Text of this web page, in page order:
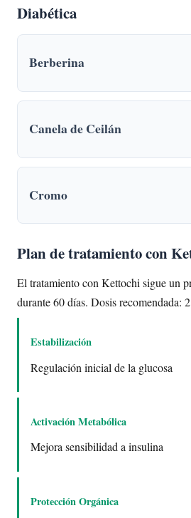
Diabética
Berberina
Canela de Ceilán
Cromo
Plan de tratamiento con
El tratamiento con Kettochi sigue un
durante 60 días. Dosis recomendada:
Estabilización
Regulación inicial de la glucosa
Activación Metabólica
Mejora sensibilidad a insulina
Protección Orgánica